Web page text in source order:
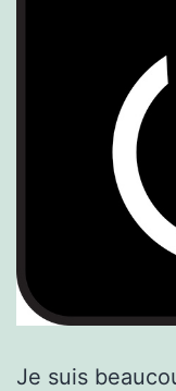
Je suis